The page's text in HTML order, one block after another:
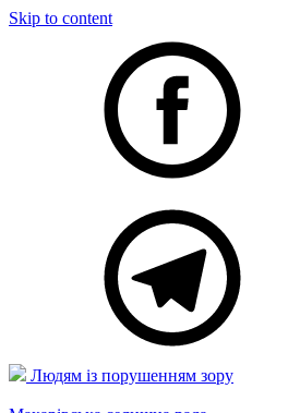
Skip to content
Людям із порушенням зору